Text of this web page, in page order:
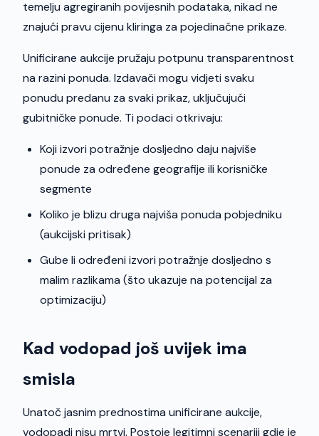
temelju agregiranih povijesnih podataka, nikad ne
znajući pravu cijenu kliringa za pojedinačne prikaze.
Unificirane aukcije pružaju potpunu transparentnost
na razini ponuda. Izdavači mogu vidjeti svaku
ponudu predanu za svaki prikaz, uključujući
gubitničke ponude. Ti podaci otkrivaju:
Koji izvori potražnje dosljedno daju najviše
ponude za određene geografije ili korisničke
segmente
Koliko je blizu druga najviša ponuda pobjedniku
(aukcijski pritisak)
Gube li određeni izvori potražnje dosljedno s
malim razlikama (što ukazuje na potencijal za
optimizaciju)
Kad vodopad još uvijek ima
smisla
Unatoč jasnim prednostima unificirane aukcije,
vodopadi nisu mrtvi. Postoje legitimni scenariji gdje je